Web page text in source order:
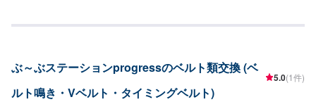
ランをご提案！>★お安く済ませたい…★お時間があまり取れない…などのご
期について-----納期は通常3日～5日程度で納車となります。(要相談)納期は前
後する場合がございます。予めご了承ください。-----代車について-----代車を
ご用意しています。お車の作業中は代車をご利用ください。※代車の燃料代は
ぶ～ぶステーションprogressのベルト類交換 (ベ
ルト鳴き・Vベルト・タイミングベルト)
5.0(1件)